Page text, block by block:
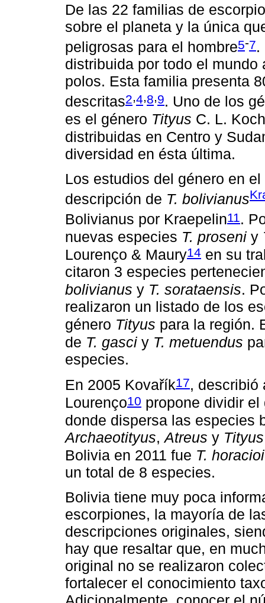
De las 22 familias de
sobre el planeta y la única
peligrosas para el hombre5-7.
distribuida por todo el
polos. Esta familia presenta
descritas2,4,8,9. Uno de los
es el género Tityus C. L.
distribuidas en Centro y
diversidad en ésta última.
Los estudios del género en
descripción de T. bolivianus
Bolivianus por Kraepelin11 .
nuevas especies T. proseni y
Lourenço & Maury14 en su
citaron 3 especies
bolivianus y T. sorataensis.
realizaron un listado de los
género Tityus para la región.
de T. gasci y T. metuendus
especies.
En 2005 Kovařík17,
Lourenço10 propone dividir
donde dispersa las especies
Archaeotityus,Atreus y Tityus
Bolivia en 2011 fue T. horacioi
un total de 8 especies.
Bolivia tiene muy poca
escorpiones, la mayoría de
descripciones originales,
hay que resaltar que, en
original no se realizaron
fortalecer el conocimiento